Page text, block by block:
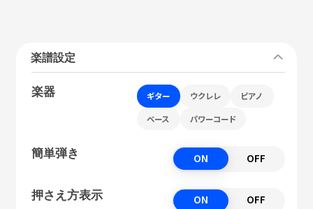
楽譜設定
楽器 ギター ウクレレ ピアノ
ベース パワーコード
簡単弾き ON OFF
押さえ方表示 ON OFF